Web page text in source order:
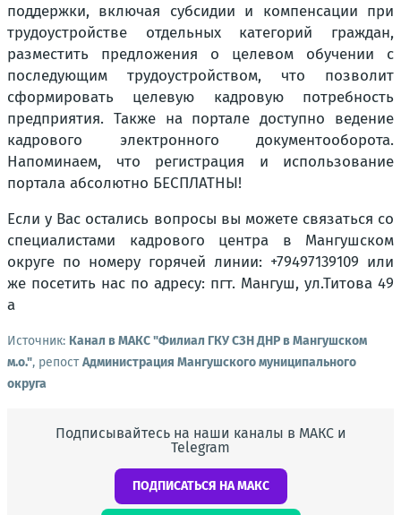
поддержки, включая субсидии и компенсации при
трудоустройстве отдельных категорий граждан,
разместить предложения о целевом обучении с
последующим трудоустройством, что позволит
сформировать целевую кадровую потребность
предприятия. Также на портале доступно ведение
кадрового электронного документооборота.
Напоминаем, что регистрация и использование
портала абсолютно БЕСПЛАТНЫ!
Если у Вас остались вопросы вы можете связаться со
специалистами кадрового центра в Мангушском
округе по номеру горячей линии: +79497139109 или
же посетить нас по адресу: пгт. Мангуш, ул.Титова 49
а
Источник: Канал в МАКС "Филиал ГКУ СЗН ДНР в Мангушском
м.о.", репостАдминистрация Мангушского муниципального
округа
Подписывайтесь на наши каналы в МАКС и
Telegram
ПОДПИСАТЬСЯ НА МАКС